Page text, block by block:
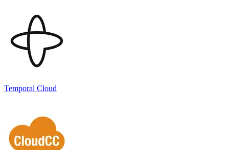
Temporal Cloud